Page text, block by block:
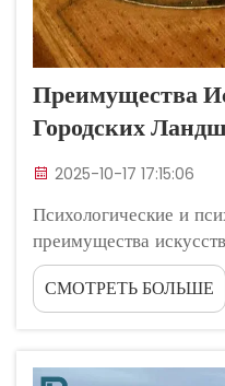
Преимущества
Городских
2025-10-17 17:15:06
Психологические и
преимущества
уровня стресса за счет
озер. Пребывание
снижает уровень
психологии 2024
СМОТРЕТЬ БОЛЬШЕ